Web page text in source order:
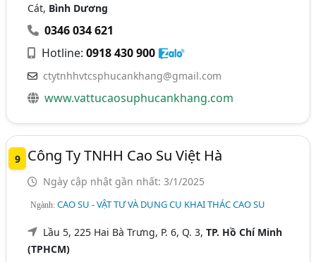
Cát, Bình Dương
0346 034 621
Hotline:0918 430 900
ctytnhhvtcsphucankhang@gmail.com
www.vattucaosuphucankhang.com
9 Công Ty TNHH Cao Su Việt Hà
Ngày cập nhật gần nhất: 3/1/2025
Ngành:CAO SU - VẬT TƯ VÀ DỤNG CỤ KHAI THÁC CAO SU
Lầu 5, 225 Hai Bà Trưng, P. 6, Q. 3,TP. Hồ Chí Minh
(TPHCM)